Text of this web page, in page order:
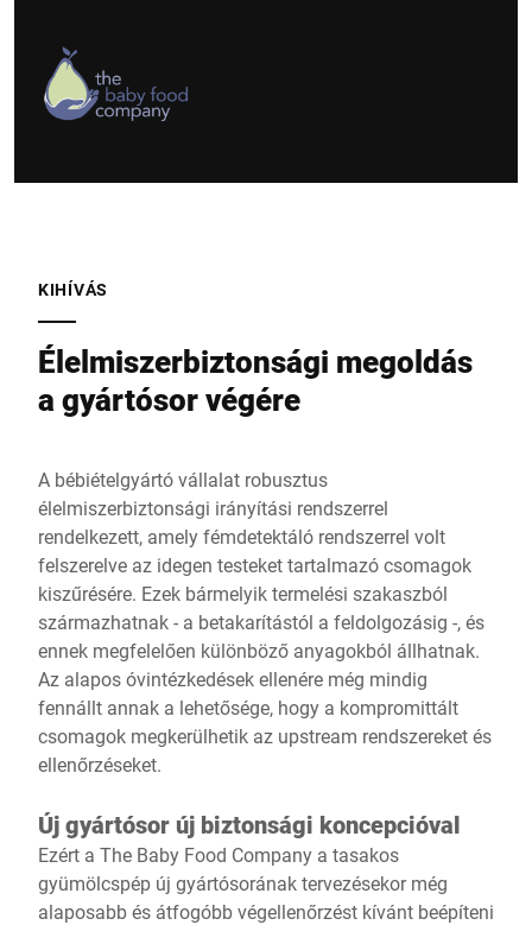
KIHÍVÁS
Élelmiszerbiztonsági megoldás
a gyártósor végére
A bébiételgyártó vállalat robusztus
élelmiszerbiztonsági irányítási rendszerrel
rendelkezett, amely fémdetektáló rendszerrel volt
felszerelve az idegen testeket tartalmazó csomagok
kiszűrésére. Ezek bármelyik termelési szakaszból
származhatnak - a betakarítástól a feldolgozásig -, és
ennek megfelelően különböző anyagokból állhatnak.
Az alapos óvintézkedések ellenére még mindig
fennállt annak a lehetősége, hogy a kompromittált
csomagok megkerülhetik az upstream rendszereket és
ellenőrzéseket.
Új gyártósor új biztonsági koncepcióval
Ezért a The Baby Food Company a tasakos
gyümölcspép új gyártósorának tervezésekor még
alaposabb és átfogóbb végellenőrzést kívánt beépíteni